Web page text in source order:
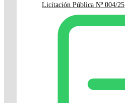
Licitación Pública Nº 004/25